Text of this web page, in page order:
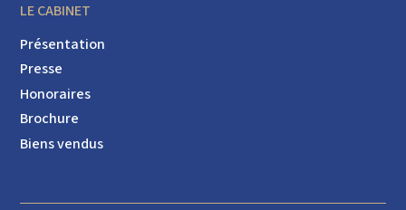
LE CABINET
Présentation
Presse
Honoraires
Brochure
Biens vendus